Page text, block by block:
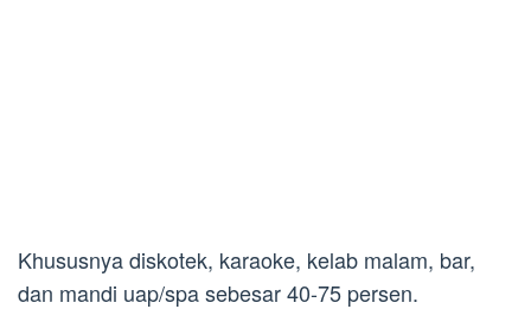
Khususnya diskotek, karaoke, kelab malam, bar,
dan mandi uap/spa sebesar 40-75 persen.